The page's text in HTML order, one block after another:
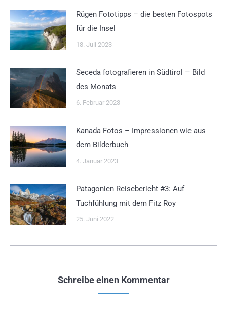
Rügen Fototipps – die besten Fotospots
für die Insel
18. Juli 2023
Seceda fotografieren in Südtirol – Bild
des Monats
6. Februar 2023
Kanada Fotos – Impressionen wie aus
dem Bilderbuch
4. Januar 2023
Patagonien Reisebericht #3: Auf
Tuchfühlung mit dem Fitz Roy
25. Juni 2022
Schreibe einen Kommentar